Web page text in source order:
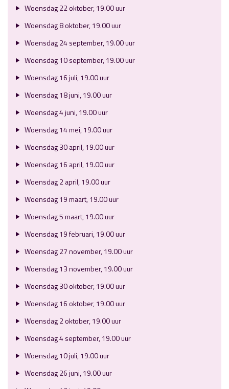
Woensdag 22 oktober, 19.00 uur
Woensdag 8 oktober, 19.00 uur
Woensdag 24 september, 19.00 uur
Woensdag 10 september, 19.00 uur
Woensdag 16 juli, 19.00 uur
Woensdag 18 juni, 19.00 uur
Woensdag 4 juni, 19.00 uur
Woensdag 14 mei, 19.00 uur
Woensdag 30 april, 19.00 uur
Woensdag 16 april, 19.00 uur
Woensdag 2 april, 19.00 uur
Woensdag 19 maart, 19.00 uur
Woensdag 5 maart, 19.00 uur
Woensdag 19 februari, 19.00 uur
Woensdag 27 november, 19.00 uur
Woensdag 13 november, 19.00 uur
Woensdag 30 oktober, 19.00 uur
Woensdag 16 oktober, 19.00 uur
Woensdag 2 oktober, 19.00 uur
Woensdag 4 september, 19.00 uur
Woensdag 10 juli, 19.00 uur
Woensdag 26 juni, 19.00 uur